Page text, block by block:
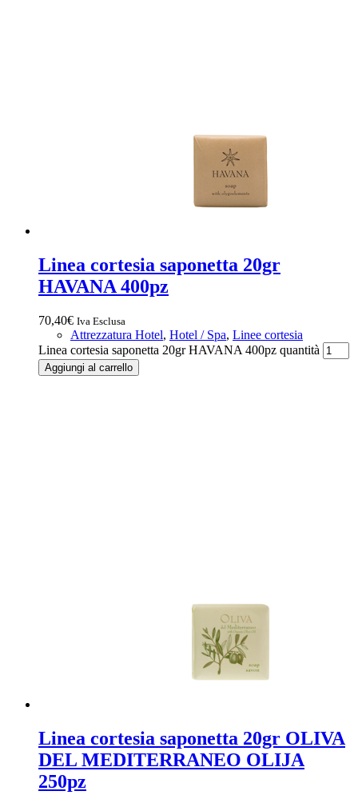
Linea cortesia saponetta 20gr
HAVANA 400pz
70,40€ Iva Esclusa
Attrezzatura Hotel, Hotel / Spa, Linee cortesia
Linea cortesia saponetta 20gr HAVANA 400pz quantità
Aggiungi al carrello
Linea cortesia saponetta 20gr OLIVA
DEL MEDITERRANEO OLIJA
250pz